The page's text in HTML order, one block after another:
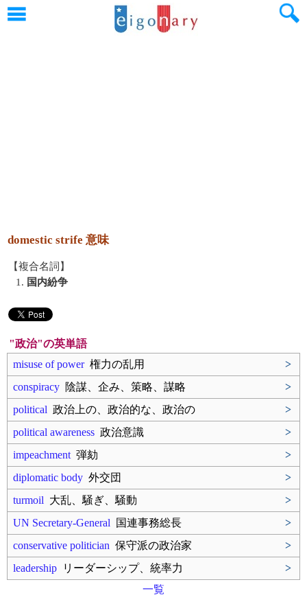
domestic strife 意味
【複合名詞】
1. 国内紛争
"政治"の英単語
misuse of power権力の乱用
>
conspiracy 陰謀、企み、策略、謀略
>
political 政治上の、政治的な、政治の
>
political awareness 政治意識
>
impeachment 弾劾
>
diplomatic body 外交団
>
turmoil 大乱、騒ぎ、騒動
>
UN Secretary-General 国連事務総長
>
conservative politician 保守派の政治家
>
leadership リーダーシップ、統率力
>
一覧